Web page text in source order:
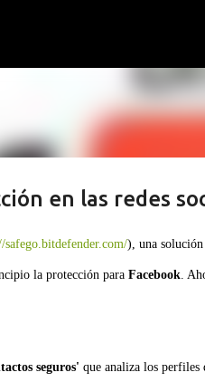
en las redes
safego.bitdefender.com/), una
la protección para Facebook.
seguros' que analiza los perfiles